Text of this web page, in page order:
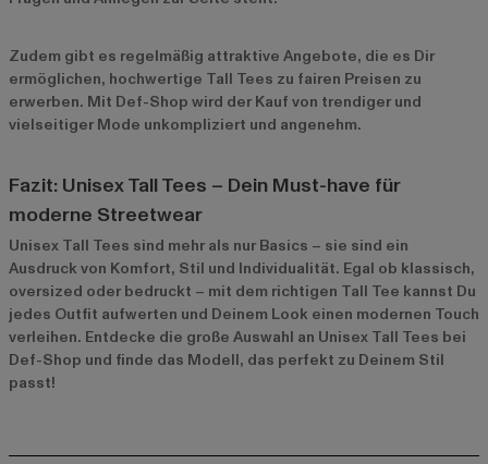
Zudem gibt es regelmäßig attraktive Angebote, die es Dir
ermöglichen, hochwertige Tall Tees zu fairen Preisen zu
erwerben. Mit Def-Shop wird der Kauf von trendiger und
vielseitiger Mode unkompliziert und angenehm.
Fazit: Unisex Tall Tees – Dein Must-have für
moderne Streetwear
Unisex Tall Tees sind mehr als nur Basics – sie sind ein
Ausdruck von Komfort, Stil und Individualität. Egal ob klassisch,
oversized oder bedruckt – mit dem richtigen Tall Tee kannst Du
jedes Outfit aufwerten und Deinem Look einen modernen Touch
verleihen. Entdecke die große Auswahl an Unisex Tall Tees bei
Def-Shop und finde das Modell, das perfekt zu Deinem Stil
passt!